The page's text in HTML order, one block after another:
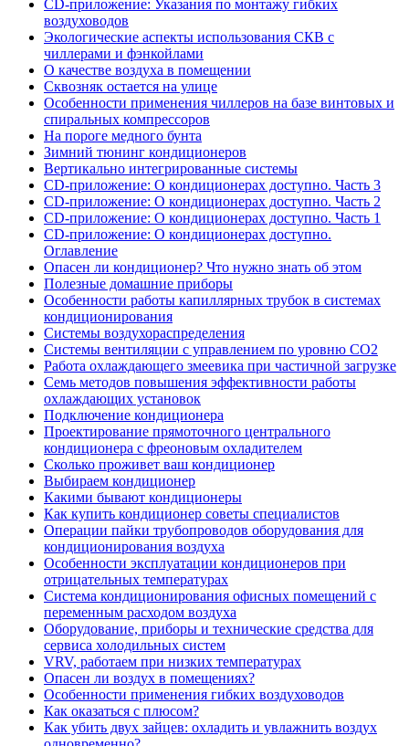
CD-приложение: Указания по монтажу гибких
воздуховодов
Экологические аспекты использования СКВ с
чиллерами и фэнкойлами
О качестве воздуха в помещении
Сквозняк остается на улице
Особенности применения чиллеров на базе винтовых и
спиральных компрессоров
На пороге медного бунта
Зимний тюнинг кондиционеров
Вертикально интегрированные системы
CD-приложение: О кондиционерах доступно. Часть 3
CD-приложение: О кондиционерах доступно. Часть 2
CD-приложение: О кондиционерах доступно. Часть 1
CD-приложение: О кондиционерах доступно.
Оглавление
Опасен ли кондиционер? Что нужно знать об этом
Полезные домашние приборы
Особенности работы капиллярных трубок в системах
кондиционирования
Системы воздухораспределения
Системы вентиляции с управлением по уровню CO2
Работа охлаждающего змеевика при частичной загрузке
Cемь методов повышения эффективности работы
охлаждающих установок
Подключение кондиционера
Проектирование прямоточного центрального
кондиционера с фреоновым охладителем
Сколько проживет ваш кондиционер
Выбираем кондиционер
Какими бывают кондиционеры
Как купить кондиционер советы специалистов
Операции пайки трубопроводов оборудования для
кондиционирования воздуха
Особенности эксплуатации кондиционеров при
отрицательных температурах
Система кондиционирования офисных помещений с
переменным расходом воздуха
Оборудование, приборы и технические средства для
сервиса холодильных систем
VRV, работаем при низких температурах
Опасен ли воздух в помещениях?
Особенности применения гибких воздуховодов
Как оказаться с плюсом?
Как убить двух зайцев: охладить и увлажнить воздух